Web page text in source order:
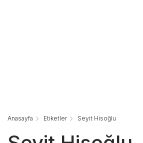
Anasayfa Etiketler Seyit Hisoğlu